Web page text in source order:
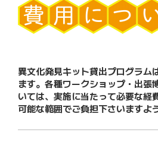
異文化発見キット貸出プログラム
ます。各種ワークショップ・出張
いては、実施に当たって必要な経
可能な範囲でご負担下さいますよ